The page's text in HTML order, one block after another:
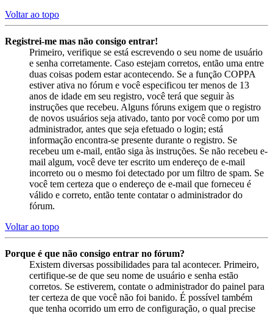
Voltar ao topo
Registrei-me mas não consigo entrar!
Primeiro, verifique se está escrevendo o seu nome de usuário
e senha corretamente. Caso estejam corretos, então uma entre
duas coisas podem estar acontecendo. Se a função COPPA
estiver ativa no fórum e você especificou ter menos de 13
anos de idade em seu registro, você terá que seguir às
instruções que recebeu. Alguns fóruns exigem que o registro
de novos usuários seja ativado, tanto por você como por um
administrador, antes que seja efetuado o login; está
informação encontra-se presente durante o registro. Se
recebeu um e-mail, então siga às instruções. Se não recebeu e-
mail algum, você deve ter escrito um endereço de e-mail
incorreto ou o mesmo foi detectado por um filtro de spam. Se
você tem certeza que o endereço de e-mail que forneceu é
válido e correto, então tente contatar o administrador do
fórum.
Voltar ao topo
Porque é que não consigo entrar no fórum?
Existem diversas possibilidades para tal acontecer. Primeiro,
certifique-se de que seu nome de usuário e senha estão
corretos. Se estiverem, contate o administrador do painel para
ter certeza de que você não foi banido. É possível também
que tenha ocorrido um erro de configuração, o qual precise